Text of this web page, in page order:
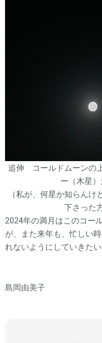
追伸 コールドムーンの
ー（木星）
（私が、何星か知らん
下さった
2024年の満月はこのコー
が、また来年も、忙しい
れないようにしていきたい
島岡由美子